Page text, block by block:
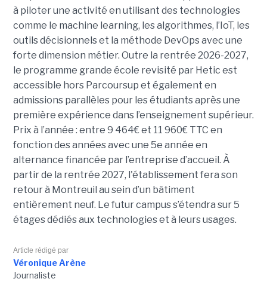
à piloter une activité en utilisant des technologies
comme le machine learning, les algorithmes, l’IoT, les
outils décisionnels et la méthode DevOps avec une
forte dimension métier. Outre la rentrée 2026-2027,
le programme grande école revisité par Hetic est
accessible hors Parcoursup et également en
admissions parallèles pour les étudiants après une
première expérience dans l’enseignement supérieur.
Prix à l’année : entre 9 464€ et 11 960€ TTC en
fonction des années avec une 5e année en
alternance financée par l’entreprise d’accueil. À
partir de la rentrée 2027, l'établissement fera son
retour à Montreuil au sein d’un bâtiment
entièrement neuf. Le futur campus s’étendra sur 5
étages dédiés aux technologies et à leurs usages.
Article rédigé par
Véronique Arène
Journaliste